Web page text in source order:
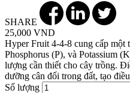
SHARE
25,000 VND
Hyper Fruit 4-4-8 cung cấp một
Phosphorus (P), và Potassium
lượng cần thiết cho cây trồng.
dưỡng cân đối trong đất, tạo
Số lượng